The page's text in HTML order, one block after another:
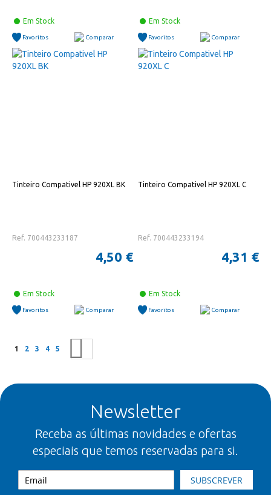
Em Stock
Favoritos Comparar
Em Stock
Favoritos Comparar
Tinteiro Compativel HP 920XL BK
Ref. 700443233187
4,50 €
Em Stock
Favoritos Comparar
Tinteiro Compativel HP 920XL C
Ref. 700443233194
4,31 €
Em Stock
Favoritos Comparar
Página
Está a ler a página
1 Página
2 Página
3 Página
4 Página
5
Newsletter
Receba as últimas novidades e ofertas
especiais que temos reservadas para si.
SUBSCREVER